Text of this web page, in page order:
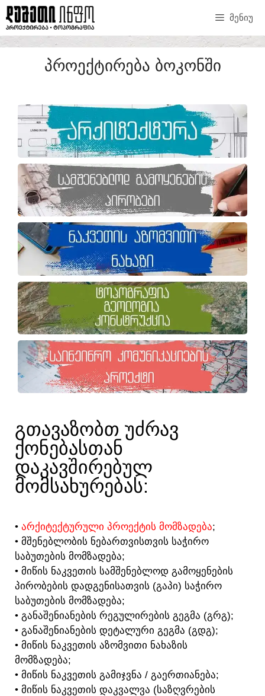
ᲛᲔᲜᲘᲣ
ᲞᲠᲝᲔᲥᲢᲘᲠᲔᲑᲐ ᲑᲝᲙᲝᲜᲨᲘ
ᲒᲗᲐᲕᲐᲖᲝᲑᲗ ᲣᲫᲠᲐᲕ
ᲥᲝᲜᲔᲑᲐᲡᲗᲐᲜ
ᲓᲐᲙᲐᲕᲨᲘᲠᲔᲑᲣᲚ
ᲛᲝᲛᲡᲐᲮᲣᲠᲔᲑᲐᲡ:​
• ᲐᲠᲥᲘᲢᲔᲥᲢᲣᲠᲣᲚᲘ ᲞᲠᲝᲔᲥᲢᲘᲡ ᲛᲝᲛᲖᲐᲓᲔᲑᲐ;
• ᲛᲨᲔᲜᲔᲑᲚᲝᲑᲘᲡ ᲜᲔᲑᲐᲠᲗᲕᲘᲡᲗᲕᲘᲡ ᲡᲐᲭᲘᲠᲝ
ᲡᲐᲑᲣᲗᲔᲑᲘᲡ ᲛᲝᲛᲖᲐᲓᲔᲑᲐ;
• ᲛᲘᲬᲘᲡ ᲜᲐᲙᲕᲔᲗᲘᲡ ᲡᲐᲛᲨᲔᲜᲔᲑᲚᲝᲓ ᲒᲐᲛᲝᲧᲔᲜᲔᲑᲘᲡ
ᲞᲘᲠᲝᲑᲔᲑᲘᲡ ᲓᲐᲓᲒᲔᲜᲘᲡᲐᲗᲕᲘᲡ (ᲒᲐᲞᲘ) ᲡᲐᲭᲘᲠᲝ
ᲡᲐᲑᲣᲗᲔᲑᲘᲡ ᲛᲝᲛᲖᲐᲓᲔᲑᲐ;
• ᲒᲐᲜᲐᲨᲔᲜᲘᲐᲜᲔᲑᲘᲡ ᲠᲔᲒᲣᲚᲘᲠᲔᲑᲘᲡ ᲒᲔᲒᲛᲐ (ᲒᲠᲒ);
• ᲒᲐᲜᲐᲨᲔᲜᲘᲐᲜᲔᲑᲘᲡ ᲓᲔᲢᲐᲚᲣᲠᲘ ᲒᲔᲒᲛᲐ (ᲒᲓᲒ);
• ᲛᲘᲬᲘᲡ ᲜᲐᲙᲕᲔᲗᲘᲡ ᲐᲖᲝᲛᲕᲘᲗᲘ ᲜᲐᲮᲐᲖᲘᲡ
ᲛᲝᲛᲖᲐᲓᲔᲑᲐ;
• ᲛᲘᲬᲘᲡ ᲜᲐᲙᲕᲔᲗᲘᲡ ᲒᲐᲛᲘᲯᲕᲜᲐ / ᲒᲐᲔᲠᲗᲘᲐᲜᲔᲑᲐ;
• ᲛᲘᲬᲘᲡ ᲜᲐᲙᲕᲔᲗᲘᲡ ᲓᲐᲙᲕᲐᲚᲕᲐ (ᲡᲐᲖᲦᲕᲠᲔᲑᲘᲡ